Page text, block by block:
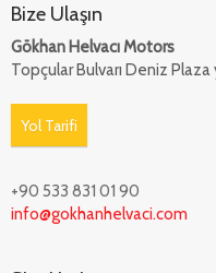
Bize Ulaşın
Gökhan Helvacı Motors
Topçular Bulvarı Deniz Plaza
Yol Tarifi
+90 533 831 01 90
info@gokhanhelvaci.com